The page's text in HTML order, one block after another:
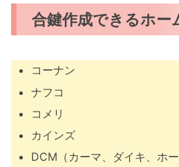
合鍵作成できるホー
コーナン
ナフコ
コメリ
カインズ
DCM（カーマ、ダイキ、ホ